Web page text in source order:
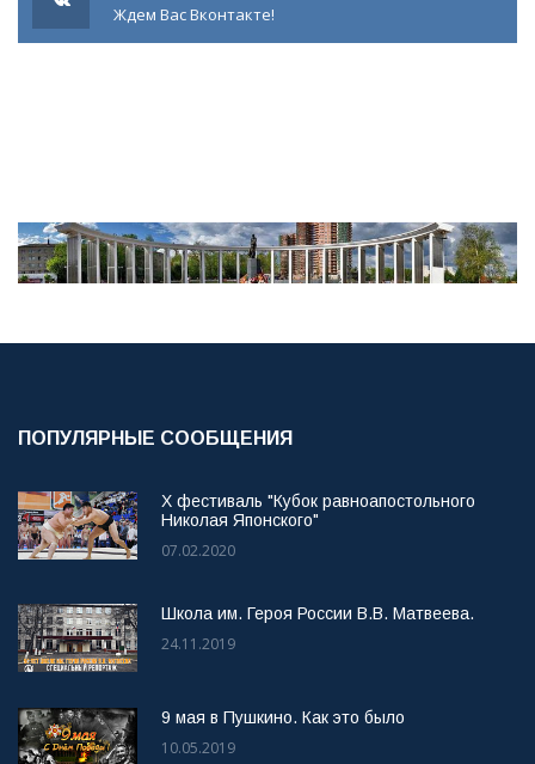
Ждем Вас Вконтакте!
ПОПУЛЯРНЫЕ СООБЩЕНИЯ
X фестиваль "Кубок равноапостольного
Николая Японского"
07.02.2020
Школа им. Героя России В.В. Матвеева.
24.11.2019
9 мая в Пушкино. Как это было
10.05.2019